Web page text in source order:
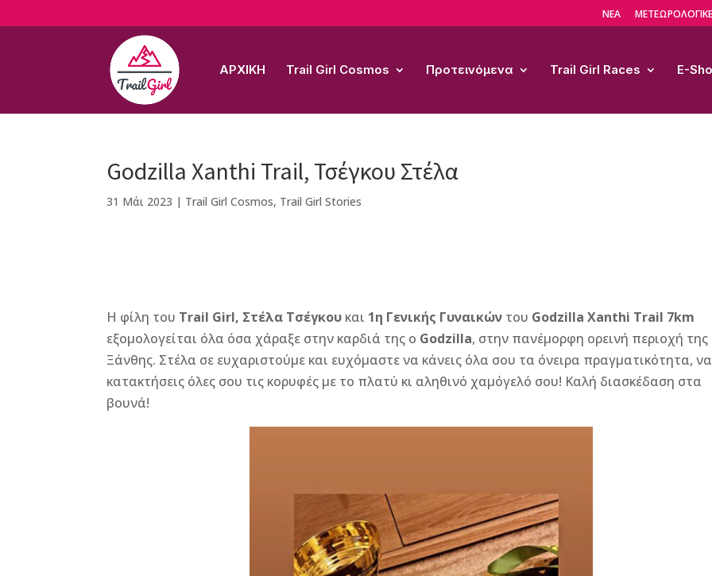
ΝΕΑ
ΑΡΧΙΚΗ Trail Girl Cosmos Προτεινόμενα Trail Girl Races E-
Godzilla Xanthi Trail, Τσέγκου Στέλα
31 Μάι 2023 | Trail Girl Cosmos, Trail Girl Stories
a
c
e
b
o
e
ss
e
n
b
e
r
m
ai
l
w
it
te
r
n
te
r
e
Η φίλη του Trail Girl, Στέλα Τσέγκου και 1η Γενικής Γυναικών του Godzilla Xanthi Trail 7km
εξομολογείται όλα όσα χάραξε στην καρδιά της ο Godzilla, στην πανέμορφη ορεινή περιοχή της
Ξάνθης. Στέλα σε ευχαριστούμε και ευχόμαστε να κάνεις όλα σου τα όνειρα πραγματικότητα, να
κατακτήσεις όλες σου τις κορυφές με το πλατύ κι αληθινό χαμόγελό σου! Καλή διασκέδαση στα
βουνά!